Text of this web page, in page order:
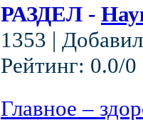
РАЗДЕЛ -
1353 |
Рейтинг: 0.0/
Главное –